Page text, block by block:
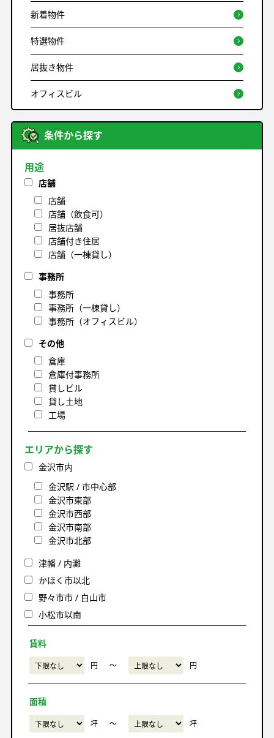
新着物件
特選物件
居抜き物件
オフィスビル
条件から探す
用途
店舗
店舗
店舗（飲食可）
居抜店舗
店舗付き住居
店舗（一棟貸し）
事務所
事務所
事務所（一棟貸し）
事務所（オフィスビル）
その他
倉庫
倉庫付事務所
貸しビル
貸し土地
工場
エリアから探す
金沢市内
金沢駅 / 市中心部
金沢市東部
金沢市西部
金沢市南部
金沢市北部
津幡 / 内灘
かほく市以北
野々市市 / 白山市
小松市以南
賃料
円 〜 円
面積
坪 〜 坪